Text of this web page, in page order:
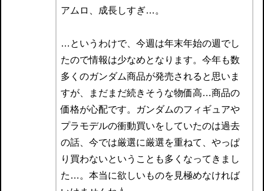
アムロ、成長しすぎ…。
…というわけで、今週は年末年始の週でし
たので情報は少なめとなります。今年も数
多くのガンダム商品が発売されると思いま
すが、まだまだ続きそうな物価高…商品の
価格が心配です。ガンダムのフィギュアや
プラモデルの衝動買いをしていたのは過去
の話、今では厳選に厳選を重ねて、やっぱ
り買わないということも多くなってきまし
た…。本当に欲しいものを見極めなければ